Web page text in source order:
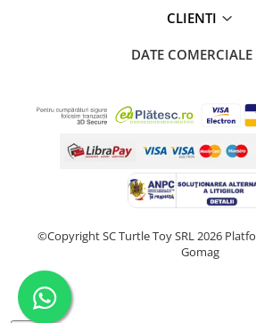
CLIENTI
DATE COMERCIALE
©Copyright SC Turtle Toy SRL 2026
Gomag